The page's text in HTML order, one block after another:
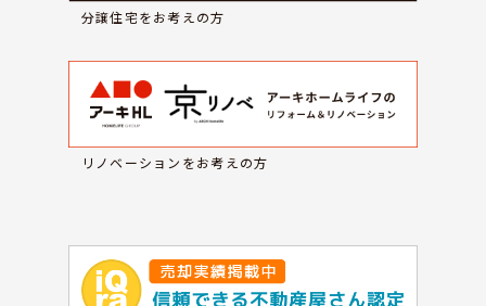
分譲住宅をお考えの方
リノベーションをお考えの方